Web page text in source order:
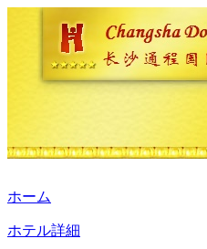
ホーム
ホテル詳細